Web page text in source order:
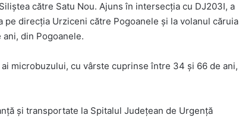
către Satu Nou. Ajuns în intersecția cu DJ203I, a
direcția Urziceni către Pogoanele și la volanul căruia
din Pogoanele.
microbuzului, cu vârste cuprinse între 34 și 66 de ani,
și transportate la Spitalul Județean de Urgență